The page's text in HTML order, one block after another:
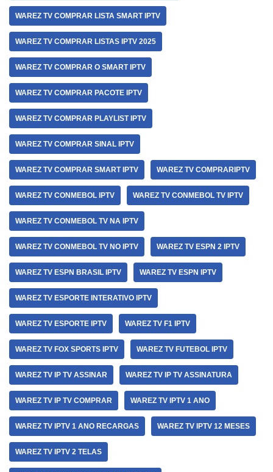
WAREZ TV COMPRAR LISTA SMART IPTV
WAREZ TV COMPRAR LISTAS IPTV 2025
WAREZ TV COMPRAR O SMART IPTV
WAREZ TV COMPRAR PACOTE IPTV
WAREZ TV COMPRAR PLAYLIST IPTV
WAREZ TV COMPRAR SINAL IPTV
WAREZ TV COMPRAR SMART IPTV WAREZ TV COMPRARIPTV
WAREZ TV CONMEBOL IPTV WAREZ TV CONMEBOL TV IPTV
WAREZ TV CONMEBOL TV NA IPTV
WAREZ TV CONMEBOL TV NO IPTV WAREZ TV ESPN 2 IPTV
WAREZ TV ESPN BRASIL IPTV WAREZ TV ESPN IPTV
WAREZ TV ESPORTE INTERATIVO IPTV
WAREZ TV ESPORTE IPTV WAREZ TV F1 IPTV
WAREZ TV FOX SPORTS IPTV WAREZ TV FUTEBOL IPTV
WAREZ TV IP TV ASSINAR WAREZ TV IP TV ASSINATURA
WAREZ TV IP TV COMPRAR WAREZ TV IPTV 1 ANO
WAREZ TV IPTV 1 ANO RECARGAS WAREZ TV IPTV 12 MESES
WAREZ TV IPTV 2 TELAS